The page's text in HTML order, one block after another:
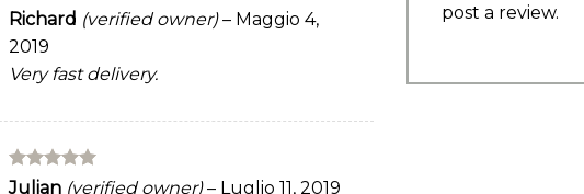
Rated4
Richard (verified owner) – Maggio 4,
2019
Very fast delivery.
Rated5
Julian (verified owner) – Luglio 11, 2019
post a review.